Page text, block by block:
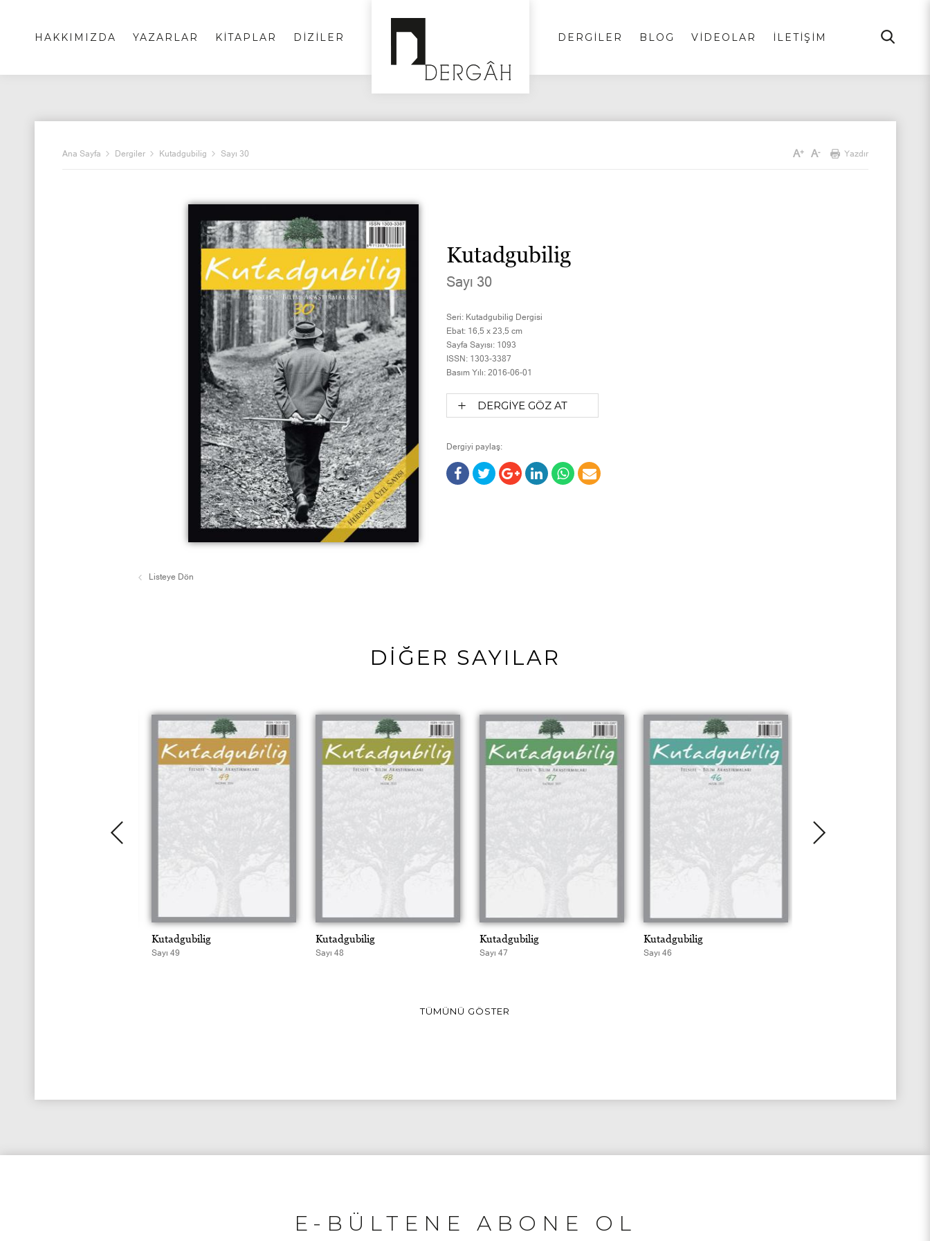
HAKKIMIZDA YAZARLAR KİTAPLAR DİZİLER İLETİŞİM
VİDEOLAR
BLOG
DERGİLER
Ana Sayfa Dergiler Kutadgubilig Sayı 30 A+ A- Yazdır
Kutadgubilig
Sayı 30
Seri: Kutadgubilig Dergisi
Ebat: 16,5 x 23,5 cm
Sayfa Sayısı: 1093
ISSN: 1303-3387
Basım Yılı: 2016-06-01
DERGİYE GÖZ AT
Dergiyi paylaş:
Listeye Dön
DİĞER SAYILAR
Kutadgubilig
Sayı 49
Kutadgubilig
Sayı 48
Kutadgubilig
Sayı 47
Kutadgubilig
Sayı 46
TÜMÜNÜ GÖSTER
E-BÜLTENE ABONE OL